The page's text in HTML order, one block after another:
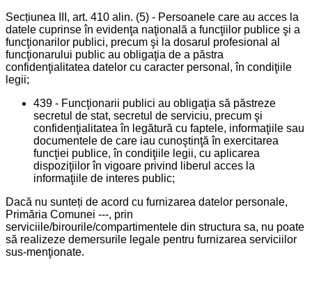
Secțiunea III, art. 410 alin. (5) - Persoanele care au acces la
datele cuprinse în evidenţa naţională a funcţiilor publice şi a
funcţionarilor publici, precum şi la dosarul profesional al
funcţionarului public au obligaţia de a păstra
confidenţialitatea datelor cu caracter personal, în condiţiile
legii;
439 - Funcţionarii publici au obligaţia să păstreze
secretul de stat, secretul de serviciu, precum şi
confidenţialitatea în legătură cu faptele, informaţiile sau
documentele de care iau cunoştinţă în exercitarea
funcţiei publice, în condiţiile legii, cu aplicarea
dispoziţiilor în vigoare privind liberul acces la
informaţiile de interes public;
Dacă nu sunteți de acord cu furnizarea datelor personale,
Primăria Comunei ---, prin
serviciile/birourile/compartimentele din structura sa, nu poate
să realizeze demersurile legale pentru furnizarea serviciilor
sus-menţionate.